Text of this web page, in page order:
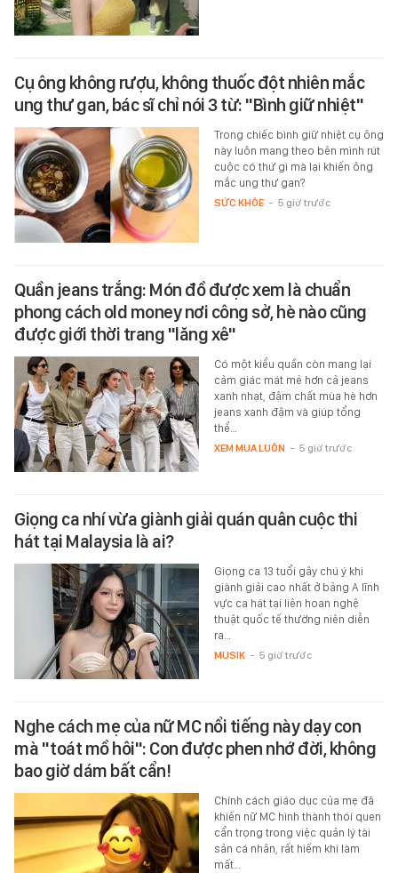
Cụ ông không rượu, không thuốc đột nhiên mắc
ung thư gan, bác sĩ chỉ nói 3 từ: "Bình giữ nhiệt"
Trong chiếc bình giữ nhiệt cụ ông
này luôn mang theo bên mình rút
cuộc có thứ gì mà lại khiến ông
mắc ung thư gan?
SỨC KHỎE - 5 giờ trước
Quần jeans trắng: Món đồ được xem là chuẩn
phong cách old money nơi công sở, hè nào cũng
được giới thời trang "lăng xê"
Có một kiểu quần còn mang lại
cảm giác mát mẻ hơn cả jeans
xanh nhạt, đậm chất mùa hè hơn
jeans xanh đậm và giúp tổng
thể…
XEM MUA LUÔN - 5 giờ trước
Giọng ca nhí vừa giành giải quán quân cuộc thi
hát tại Malaysia là ai?
Giọng ca 13 tuổi gây chú ý khi
giành giải cao nhất ở bảng A lĩnh
vực ca hát tại liên hoan nghệ
thuật quốc tế thường niên diễn
ra…
MUSIK - 5 giờ trước
Nghe cách mẹ của nữ MC nổi tiếng này dạy con
mà "toát mồ hôi": Con được phen nhớ đời, không
bao giờ dám bất cẩn!
Chính cách giáo dục của mẹ đã
khiến nữ MC hình thành thói quen
cẩn trọng trong việc quản lý tài
sản cá nhân, rất hiếm khi làm
mất…